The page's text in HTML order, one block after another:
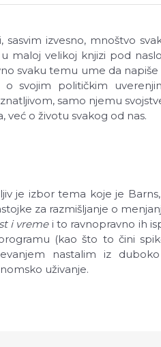
sasvim izvesno, mnoštvo
u maloj velikoj knjizi pod
svaku temu ume da
o svojim političkim
samo njemu
već o životu svakog od nas.
je izbor tema koje je
za razmišljanje o
i vremei to ravnopravno ih
(kao što to čini
nastalim iz
uživanje.